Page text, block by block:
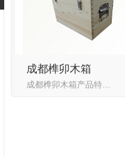
成都榫卯木箱
成都榫卯木箱产品特点：1、严选材质选用质优木材材料，坚固耐用，木纹细腻性能优良。2、外观设计箱子包边五金扣、优良胶合板材料，坚固耐用，设计新颖。3、表面处理每个边角都细致打磨，锤炼而成，坚固耐用，不怕...